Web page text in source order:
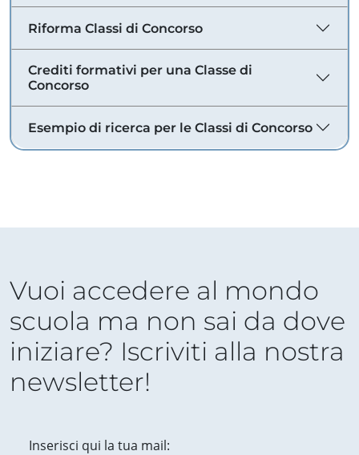
Riforma Classi di Concorso
Crediti formativi per una Classe di
Concorso
Esempio di ricerca per le Classi di Concorso
Vuoi accedere al mondo
scuola ma non sai da dove
iniziare? Iscriviti alla nostra
newsletter!
Inserisci qui la tua mail: